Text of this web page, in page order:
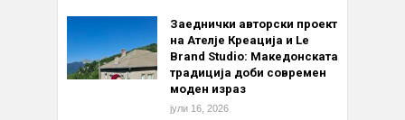
Заеднички авторски проект
на Ателје Креација и Le
Brand Studio: Македонската
традиција доби современ
моден израз
јули 16, 2026